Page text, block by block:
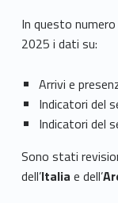
In questo
2025 i dati su:
Arrivi e
Indicatori del
Indicatori del
Sono stati
dell’Italia e dell’